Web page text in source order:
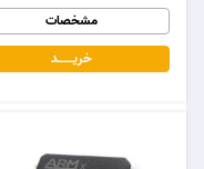
مشخصات
خریـــــــد